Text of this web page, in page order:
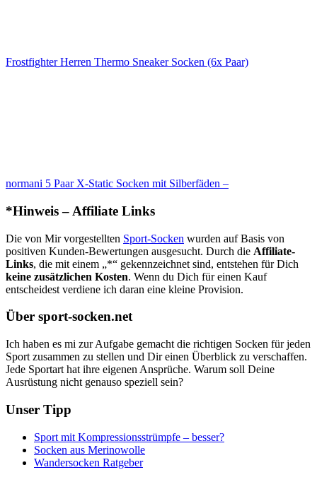
Frostfighter Herren Thermo Sneaker Socken (6x Paar)
normani 5 Paar X-Static Socken mit Silberfäden –
*Hinweis – Affiliate Links
Die von Mir vorgestellten Sport-Socken wurden auf Basis von
positiven Kunden-Bewertungen ausgesucht. Durch die Affiliate-
Links, die mit einem „*“ gekennzeichnet sind, entstehen für Dich
keine zusätzlichen Kosten. Wenn du Dich für einen Kauf
entscheidest verdiene ich daran eine kleine Provision.
Über sport-socken.net
Ich haben es mi zur Aufgabe gemacht die richtigen Socken für jeden
Sport zusammen zu stellen und Dir einen Überblick zu verschaffen.
Jede Sportart hat ihre eigenen Ansprüche. Warum soll Deine
Ausrüstung nicht genauso speziell sein?
Unser Tipp
Sport mit Kompressionsstrümpfe – besser?
Socken aus Merinowolle
Wandersocken Ratgeber